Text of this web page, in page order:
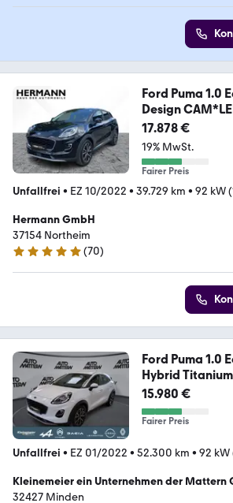
Ford Puma 1.0
Design
17.878 €
19% MwSt.
Fairer Preis
Unfallfrei • EZ 10/2022 • 39.729 km • 92 kW
Hermann GmbH
37154 Northeim
5 Sterne
(70)
Ford Puma 1.0
Hybrid
15.980 €
Fairer Preis
Unfallfrei • EZ 01/2022 • 52.300 km • 92 kW
Kleinemeier ein Unternehmen der Mattern
32427 Minden